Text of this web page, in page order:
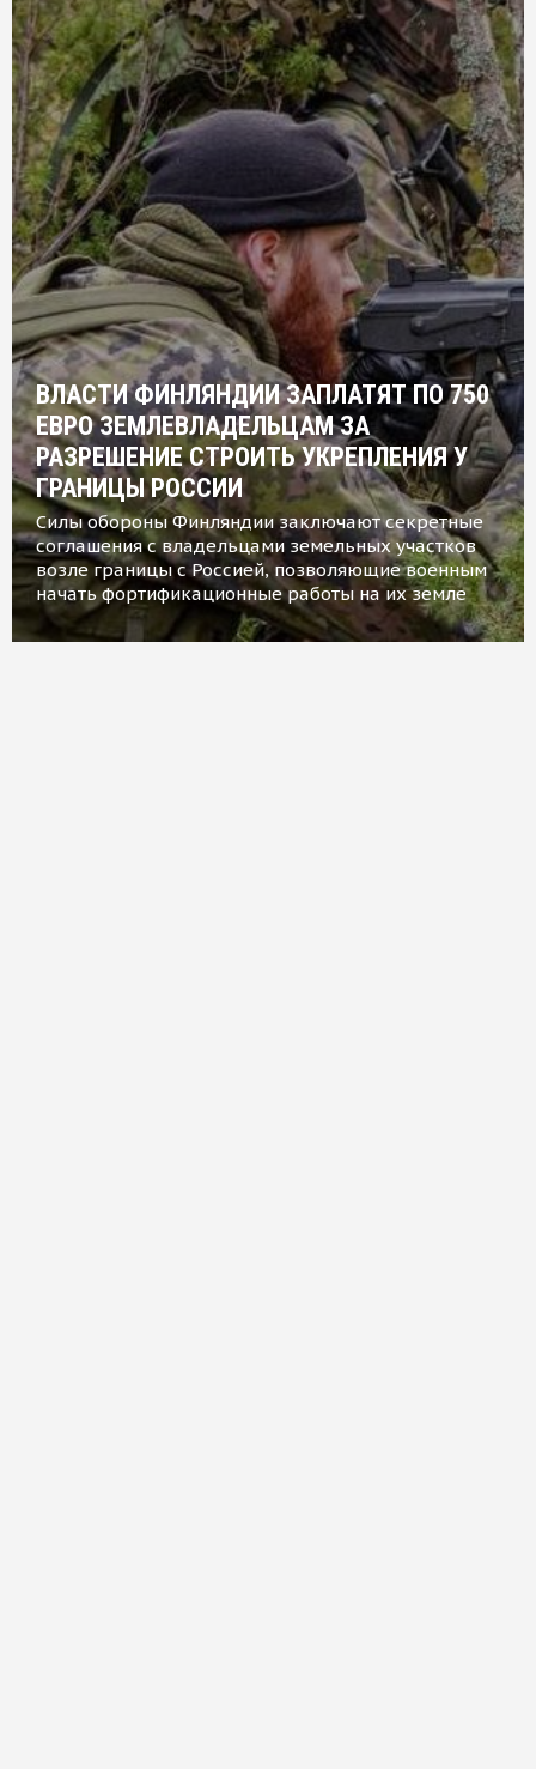
ВЛАСТИ ФИНЛЯНДИИ ЗАПЛАТЯТ ПО 750
ЕВРО ЗЕМЛЕВЛАДЕЛЬЦАМ ЗА
РАЗРЕШЕНИЕ СТРОИТЬ УКРЕПЛЕНИЯ У
ГРАНИЦЫ РОССИИ
Силы обороны Финляндии заключают секретные
соглашения с владельцами земельных участков
возле границы с Россией, позволяющие военным
начать фортификационные работы на их земле